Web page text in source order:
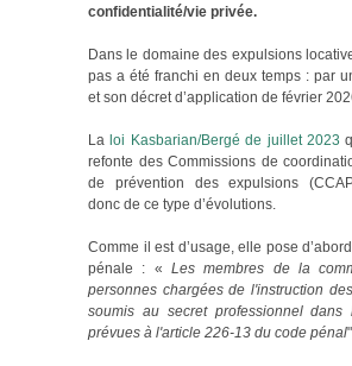
confidentialité/vie privée.
Dans le domaine des expulsions
pas a été franchi en deux temps : par
et son décret d’application de février
La loi Kasbarian/Bergé de juillet 2023
refonte des Commissions de
de prévention des expulsions
donc de ce type d’évolutions.
Comme il est d’usage, elle pose
pénale : « Les membres de la
personnes chargées de l'instruction
soumis au secret professionnel dans
prévues à l'article 226-13 du code pénal